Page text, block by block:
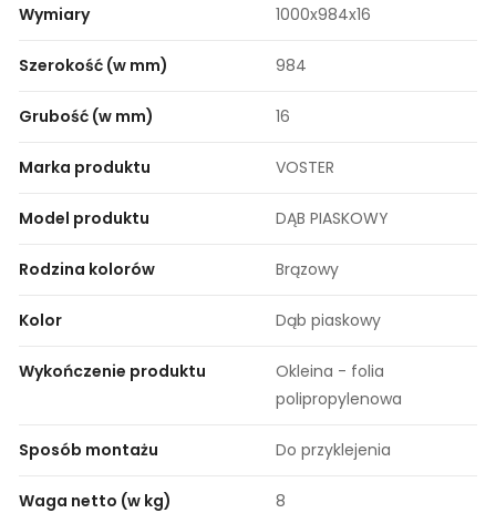
Wymiary 1000x984x16
Szerokość (w mm) 984
Grubość (w mm) 16
Marka produktu VOSTER
Model produktu DĄB PIASKOWY
Rodzina kolorów Brązowy
Kolor Dąb piaskowy
Wykończenie produktu
Okleina - folia
polipropylenowa
Sposób montażu Do przyklejenia
Waga netto (w kg) 8